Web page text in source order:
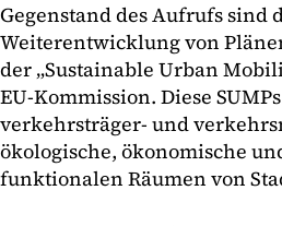
Gegenstand des Aufrufs sind
Weiterentwicklung von
der „Sustainable Urban
EU-Kommission. Diese
verkehrsträger- und
ökologische, ökonomische
funktionalen Räumen von